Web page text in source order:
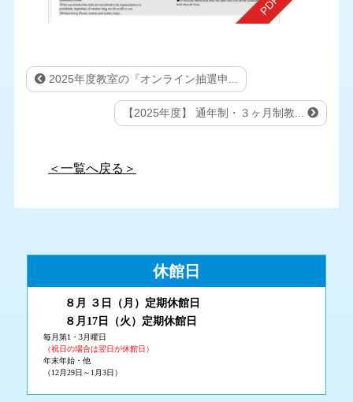
2025年度教室の『オンライン抽選申...
【2025年度】 通年制・３ヶ月制教...
＜一覧へ戻る＞
休館日
８月 ３ 日（月 ） 定期休館日
８月17日（火 ）定期休館日
毎月第1・3月曜日
（祝日の場合は翌日が休館日）
年末年始・他
（12月29日～1月3日）